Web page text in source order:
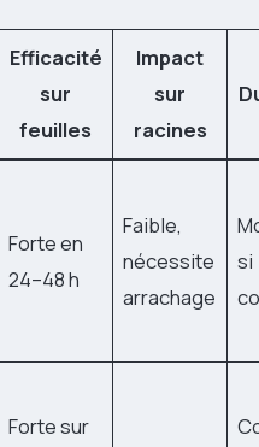
Efficacité
sur
feuilles
Impact
sur
racines
Forte en
24–48 h
Faible,
nécessite
arrachage
si
Forte sur